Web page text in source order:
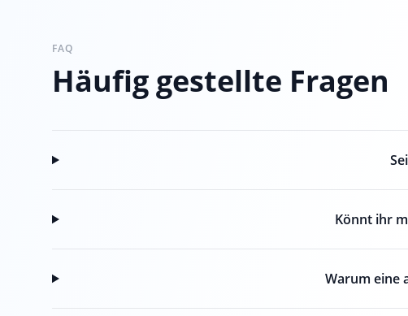
FAQ
Häufig gestellte Fragen
Könnt ihr
Warum eine